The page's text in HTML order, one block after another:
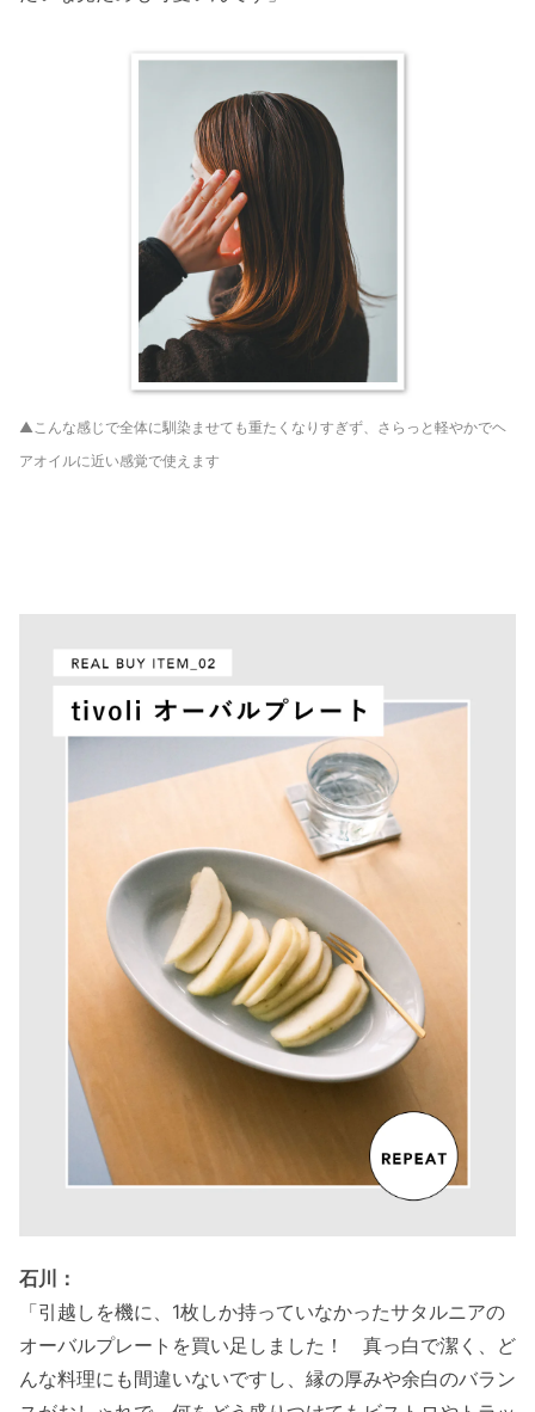
▲こんな感じで全体に馴染ませても重たくなりすぎず、さらっと軽やかでヘ
アオイルに近い感覚で使えます
石川：
「引越しを機に、1枚しか持っていなかったサタルニアの
オーバルプレートを買い足しました！ 真っ白で潔く、ど
んな料理にも間違いないですし、縁の厚みや余白のバラン